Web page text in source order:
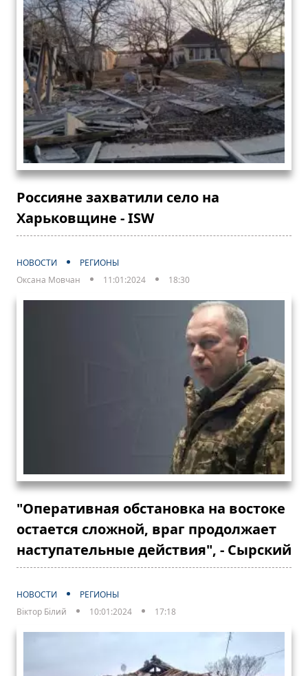
Россияне захватили село на
Харьковщине - ISW
НОВОСТИ
РЕГИОНЫ
Оксана Мовчан
11:01:2024 18:30
"Оперативная обстановка на востоке
остается сложной, враг продолжает
наступательные действия", - Сырский
НОВОСТИ
РЕГИОНЫ
Віктор Білий
10:01:2024 17:18